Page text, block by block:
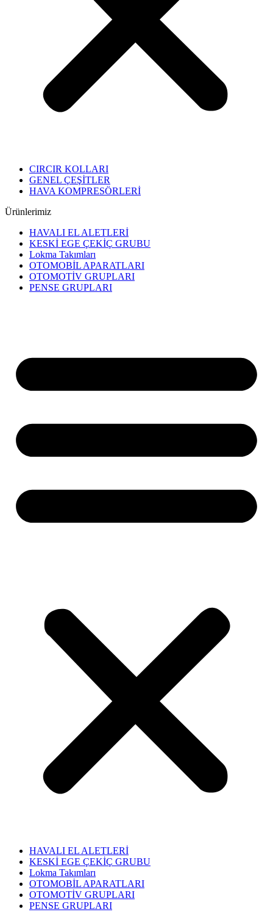
CIRCIR KOLLARI
GENEL ÇEŞİTLER
HAVA KOMPRESÖRLERİ
Ürünlerimiz
HAVALI EL ALETLERİ
KESKİ EGE ÇEKİÇ GRUBU
Lokma Takımları
OTOMOBİL APARATLARI
OTOMOTİV GRUPLARI
PENSE GRUPLARI
HAVALI EL ALETLERİ
KESKİ EGE ÇEKİÇ GRUBU
Lokma Takımları
OTOMOBİL APARATLARI
OTOMOTİV GRUPLARI
PENSE GRUPLARI